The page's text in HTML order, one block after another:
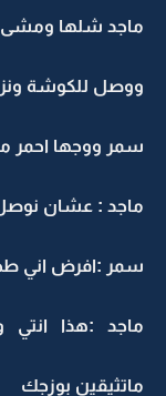
ماجد شلها ومشى
ووصل للكوشة
سمر ووجها احمر
ماجد : عشان
سمر :افرض اني
ماجد :هذا
ماتثيقين بوزجك